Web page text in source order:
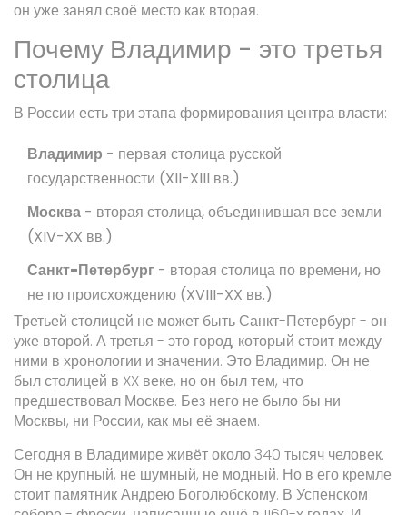
он уже занял своё место как вторая.
Почему Владимир - это третья
столица
В России есть три этапа формирования центра власти:
Владимир - первая столица русской
государственности (XII-XIII вв.)
Москва - вторая столица, объединившая все земли
(XIV-XX вв.)
Санкт-Петербург - вторая столица по времени, но
не по происхождению (XVIII-XX вв.)
Третьей столицей не может быть Санкт-Петербург - он
уже второй. А третья - это город, который стоит между
ними в хронологии и значении. Это Владимир. Он не
был столицей в XX веке, но он был тем, что
предшествовал Москве. Без него не было бы ни
Москвы, ни России, как мы её знаем.
Сегодня в Владимире живёт около 340 тысяч человек.
Он не крупный, не шумный, не модный. Но в его кремле
стоит памятник Андрею Боголюбскому. В Успенском